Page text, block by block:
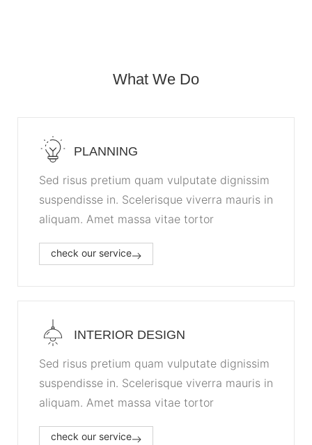
What We Do
PLANNING
Sed risus pretium quam vulputate dignissim
suspendisse in. Scelerisque viverra mauris in
aliquam. Amet massa vitae tortor
check our service
INTERIOR DESIGN
Sed risus pretium quam vulputate dignissim
suspendisse in. Scelerisque viverra mauris in
aliquam. Amet massa vitae tortor
check our service